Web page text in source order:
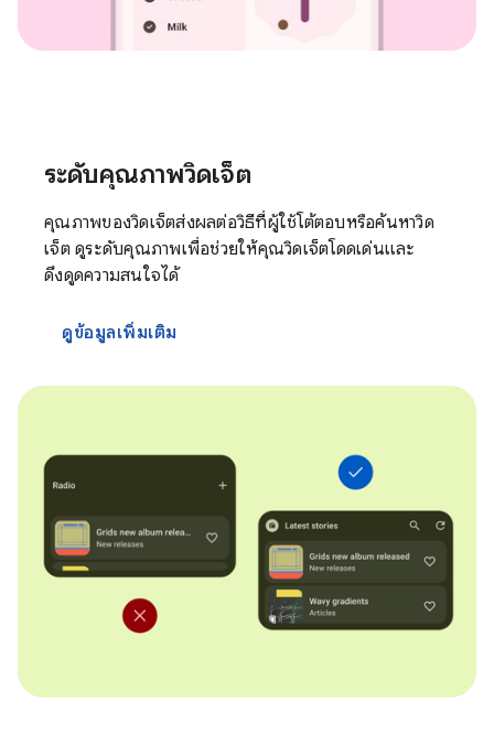
ระดับคุณภาพวิดเจ็ต
คุณภาพของวิดเจ็ตส่งผลต่อวิธีที่ผู้ใช้โต้ตอบหรือค้นหาวิด
เจ็ต ดูระดับคุณภาพเพื่อช่วยให้คุณวิดเจ็ตโดดเด่นและ
ดึงดูดความสนใจได้
ดูข้อมูลเพิ่มเติม